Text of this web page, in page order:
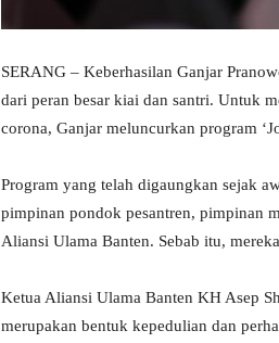
SERANG – Keberhasilan Ganjar
dari peran besar kiai dan santri. Untuk
corona, Ganjar meluncurkan program
Program yang telah digaungkan sejak
pimpinan pondok pesantren, pimpinan
Aliansi Ulama Banten. Sebab itu,
Ketua Aliansi Ulama Banten KH Asep
merupakan bentuk kepedulian dan